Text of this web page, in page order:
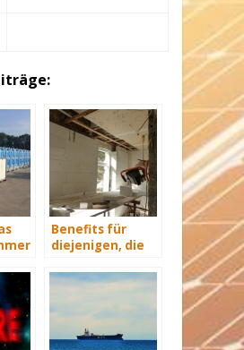
Benefits für
diejenigen, die
sanieren